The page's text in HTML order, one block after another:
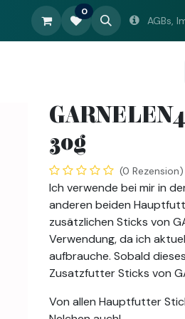
Meine Zuchtanlage
0
AGBs,
30g
(0 Rezension)
Ich verwende bei mir in
anderen beiden
zusätzlichen Sticks von
Verwendung, da ich
aufbrauche. Sobald
Zusatzfutter Sticks von
Von allen Hauptfutter